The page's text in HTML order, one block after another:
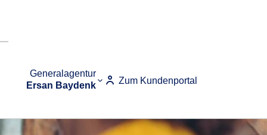
Generalagentur
Ersan Baydenk
Zum Kundenportal